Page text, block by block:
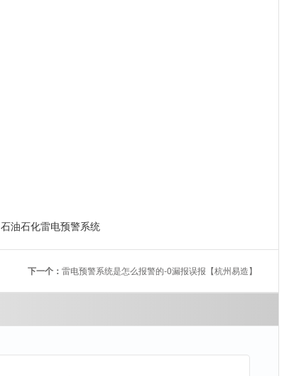
石油石化雷电预警系统
下一个： 雷电预警系统是怎么报警的-0漏报误报【杭州易造】